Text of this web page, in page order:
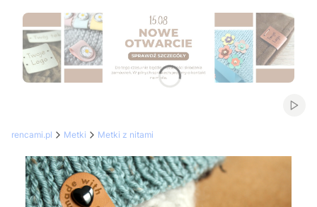
Naciśnij Enter lub spację, aby otworzyć stronę.
rencami.pl Metki Metki z nitami